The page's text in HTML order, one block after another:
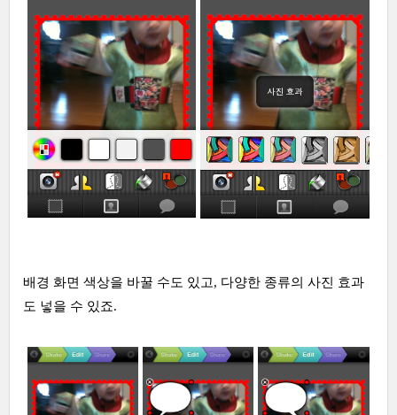
배경 화면 색상을 바꿀 수도 있고, 다양한 종류의 사진 효과
도 넣을 수 있죠.